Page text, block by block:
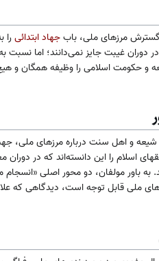
مرز‌های ملی، بابجهاد ابتدائی
دوران غیبت جایز نمی‌دانند؛ اما نسبت
و حکومت اسلامی را وظیفه همگان و
و اهل سنت درباره مرزهای ملی،
اسلام را این دانسته‌اند که در
باور مولفان، دو محور اصلی
ملی قابل توجه است، دیدگاهی که